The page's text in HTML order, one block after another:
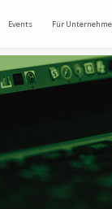
Events Für